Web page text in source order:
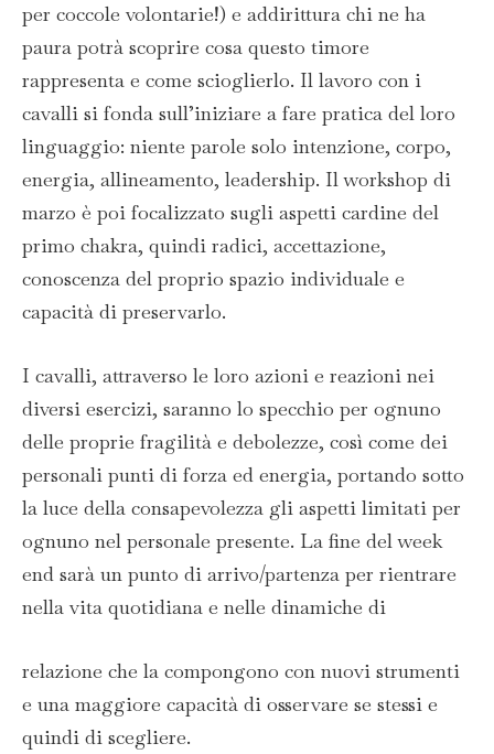
per coccole volontarie!) e addirittura chi ne ha
paura potrà scoprire cosa questo timore
rappresenta e come scioglierlo. Il lavoro con i
cavalli si fonda sull’iniziare a fare pratica del loro
linguaggio: niente parole solo intenzione, corpo,
energia, allineamento, leadership. Il workshop di
marzo è poi focalizzato sugli aspetti cardine del
primo chakra, quindi radici, accettazione,
conoscenza del proprio spazio individuale e
capacità di preservarlo.
I cavalli, attraverso le loro azioni e reazioni nei
diversi esercizi, saranno lo specchio per ognuno
delle proprie fragilità e debolezze, così come dei
personali punti di forza ed energia, portando sotto
la luce della consapevolezza gli aspetti limitati per
ognuno nel personale presente. La fine del week
end sarà un punto di arrivo/partenza per rientrare
nella vita quotidiana e nelle dinamiche di
relazione che la compongono con nuovi strumenti
e una maggiore capacità di osservare se stessi e
quindi di scegliere.